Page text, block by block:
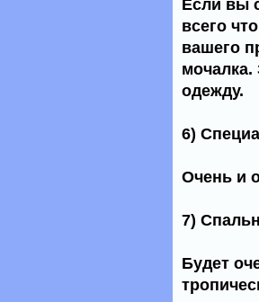
Если вы
всего
вашего
одежду.
6)
Очень и
7)
Будет